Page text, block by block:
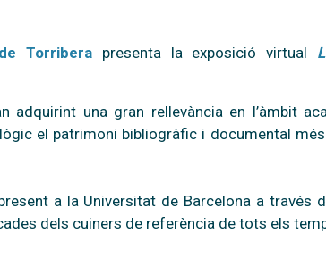
Torriberapresenta la exposició virtual
una gran rellevància en l’àmbit
el patrimoni bibliogràfic i documental
a la Universitat de Barcelona a través
dels cuiners de referència de tots els